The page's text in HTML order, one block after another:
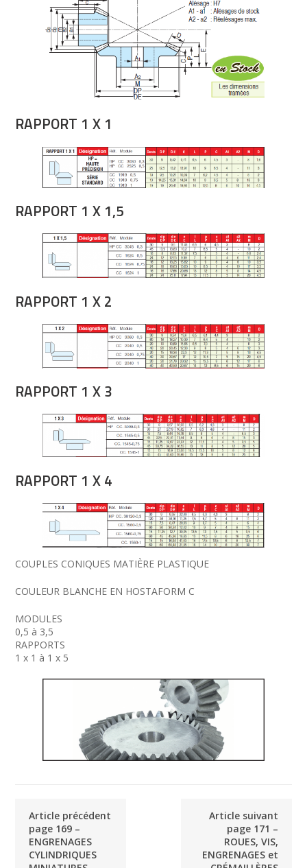
RAPPORT 1 X 1
RAPPORT 1 X 1,5
RAPPORT 1 X 2
RAPPORT 1 X 3
RAPPORT 1 X 4
COUPLES CONIQUES MATIÈRE PLASTIQUE
COULEUR BLANCHE EN HOSTAFORM C
MODULES
0,5 à 3,5
RAPPORTS
1 x 1 à 1 x 5
Article précédent
page 169 –
ENGRENAGES
CYLINDRIQUES
Article suivant
page 171 –
ROUES, VIS,
ENGRENAGES et